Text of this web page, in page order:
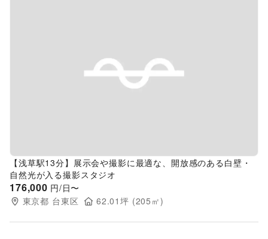
Previous slide
【浅草駅13分】展示会や撮影に最適な、開放感のある白壁・
自然光が入る撮影スタジオ
176,000 円/日〜
東京都 台東区 62.01坪 (205 ㎡)